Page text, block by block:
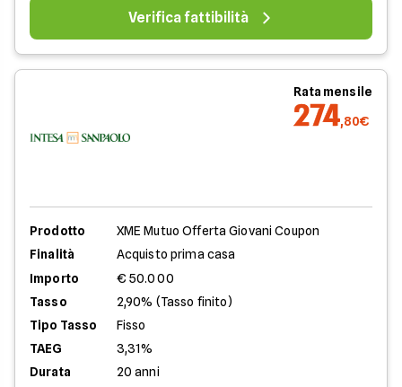
Verifica fattibilità
Rata mensile
274,80€
Prodotto
XME Mutuo Offerta Giovani Coupon
Finalità
Acquisto prima casa
Importo
€ 50.000
Tasso
2,90% (Tasso finito)
Tipo Tasso
Fisso
TAEG
3,31%
Durata
20 anni